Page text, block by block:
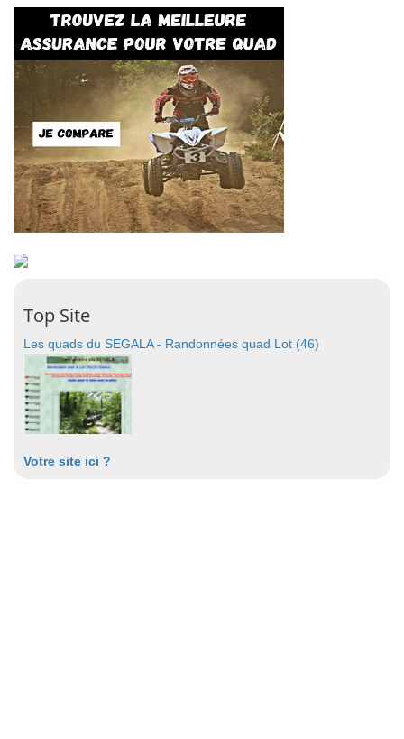
Top Site
Les quads du SEGALA - Randonnées quad Lot (46)
Votre site ici ?